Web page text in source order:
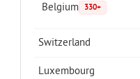
Belgium 330+
Switzerland
Luxembourg